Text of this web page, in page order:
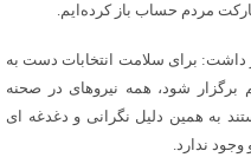
مردم حساب باز کرده‌ایم.
داشت: برای سلامت انتخابات دست به
برگزار شود، همه نیروهای در صحنه
به همین دلیل نگرانی و دغدغه ای
وجود ندارد.